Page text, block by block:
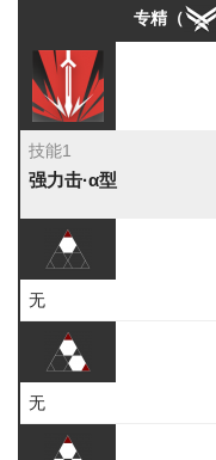
专精（
技能1
强力击·α型
无
无